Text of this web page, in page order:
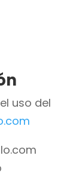
uso del